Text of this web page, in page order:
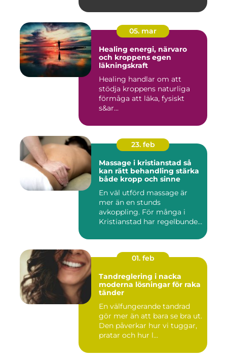
05. mar
Healing energi, närvaro
och kroppens egen
läkningskraft
Healing handlar om att
stödja kroppens naturliga
förmåga att läka, fysiskt
s&ar...
23. feb
Massage i kristianstad så
kan rätt behandling stärka
både kropp och sinne
En väl utförd massage är
mer än en stunds
avkoppling. För många i
Kristianstad har regelbunden
01. feb
Tandreglering i nacka
moderna lösningar för raka
tänder
En välfungerande tandrad
gör mer än att bara se bra ut.
Den påverkar hur vi tuggar,
pratar och hur l...